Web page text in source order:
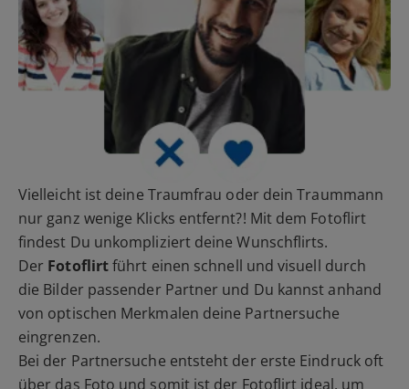
Vielleicht ist deine Traumfrau oder dein Traummann
nur ganz wenige Klicks entfernt?! Mit dem Fotoflirt
findest Du unkompliziert deine Wunschflirts.
Der Fotoflirtführt einen schnell und visuell durch
die Bilder passender Partner und Du kannst anhand
von optischen Merkmalen deine Partnersuche
eingrenzen.
Bei der Partnersuche entsteht der erste Eindruck oft
über das Foto und somit ist der Fotoflirt ideal, um